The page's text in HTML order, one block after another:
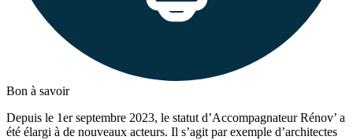
Bon à savoir
Depuis le 1er septembre 2023, le statut d’Accompagnateur Rénov’ a
été élargi à de nouveaux acteurs. Il s’agit par exemple d’architectes